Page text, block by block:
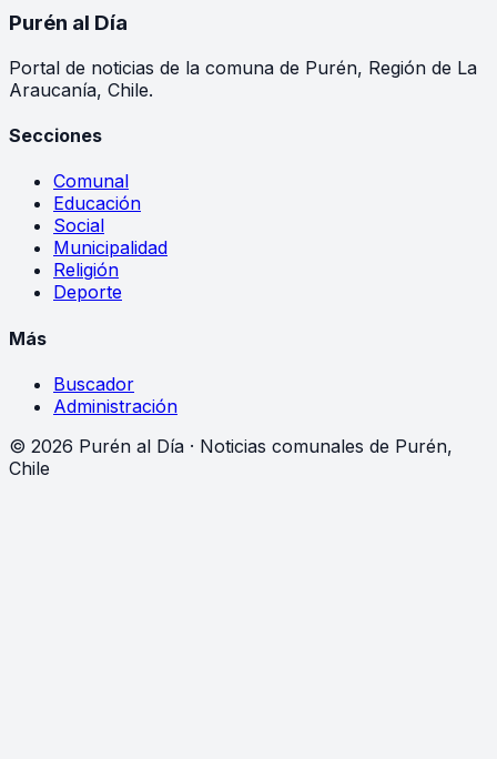
Purén al Día
Portal de noticias de la comuna de Purén, Región de La
Araucanía, Chile.
Secciones
Comunal
Educación
Social
Municipalidad
Religión
Deporte
Más
Buscador
Administración
© 2026 Purén al Día · Noticias comunales de Purén,
Chile